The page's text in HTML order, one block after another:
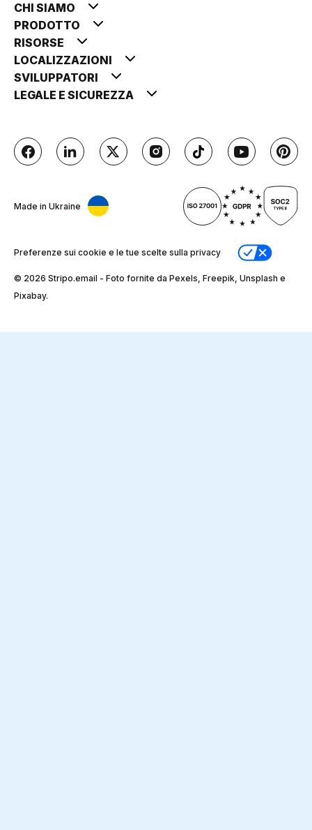
CHI SIAMO
PRODOTTO
RISORSE
LOCALIZZAZIONI
SVILUPPATORI
LEGALE E SICUREZZA
Made in Ukraine
Preferenze sui cookie e le tue scelte sulla privacy
© 2026 Stripо.email - Foto fornite da Pexels, Freepik, Unsplash e
Pixabay.